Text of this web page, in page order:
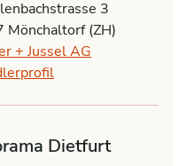
3
Mönchaltorf (ZH)
+ Jussel AG
Dietfurt